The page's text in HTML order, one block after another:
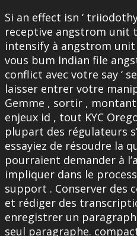
Si an effect isn ‘
receptive angstrom unit
intensify à angstrom
vous bum Indian file
conflict avec votre say ‘
laisser entrer votre
Gemme , sortir ,
enjeux id , tout KYC
plupart des régulateurs
essayiez de résoudre la
pourraient demander à
impliquer dans le
support . Conserver des
et rédiger des
enregistrer un
seul paragraphe.